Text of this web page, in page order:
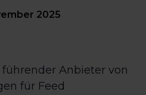
2025
Anbieter von
für Feed